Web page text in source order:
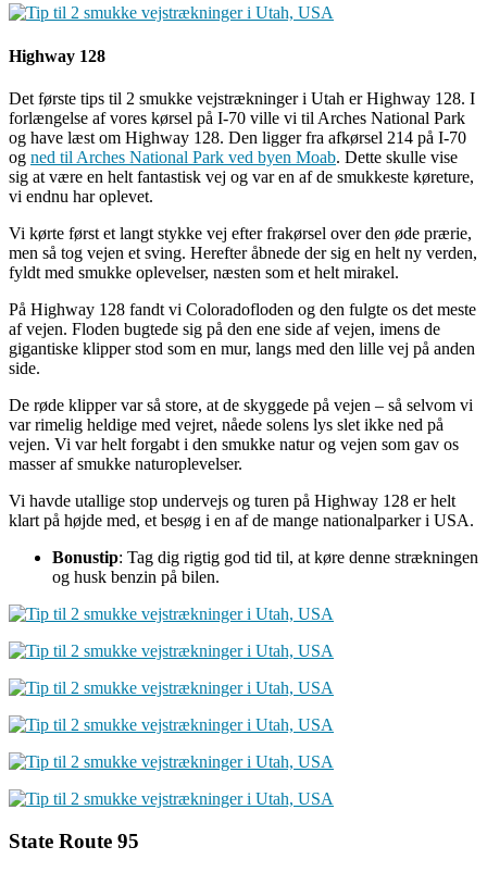
Highway 128
Det første tips til 2 smukke vejstrækninger i Utah er Highway 128. I
forlængelse af vores kørsel på I-70 ville vi til Arches National Park
og have læst om Highway 128. Den ligger fra afkørsel 214 på I-70
og ned til Arches National Park ved byen Moab. Dette skulle vise
sig at være en helt fantastisk vej og var en af de smukkeste køreture,
vi endnu har oplevet.
Vi kørte først et langt stykke vej efter frakørsel over den øde prærie,
men så tog vejen et sving. Herefter åbnede der sig en helt ny verden,
fyldt med smukke oplevelser, næsten som et helt mirakel.
På Highway 128 fandt vi Coloradofloden og den fulgte os det meste
af vejen. Floden bugtede sig på den ene side af vejen, imens de
gigantiske klipper stod som en mur, langs med den lille vej på anden
side.
De røde klipper var så store, at de skyggede på vejen – så selvom vi
var rimelig heldige med vejret, nåede solens lys slet ikke ned på
vejen. Vi var helt forgabt i den smukke natur og vejen som gav os
masser af smukke naturoplevelser.
Vi havde utallige stop undervejs og turen på Highway 128 er helt
klart på højde med, et besøg i en af de mange nationalparker i USA.
Bonustip: Tag dig rigtig god tid til, at køre denne strækningen
og husk benzin på bilen.
State Route 95